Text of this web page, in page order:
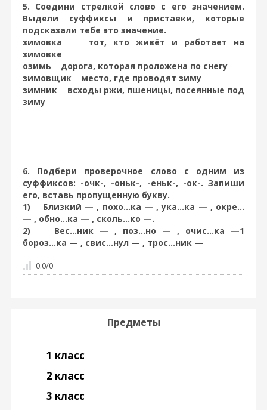
5. Соедини стрелкой слово с его значением.
Выдели суффиксы и приставки, которые
подсказали тебе это значение.
зимовка тот, кто живёт и работает на
зимовке
озимь дорога, которая проложена по снегу
зимовщик место, где проводят зиму
зимник всходы ржи, пшеницы, посеянные под
зиму
6. Подбери проверочное слово с одним из
суффиксов: -очк-, -оньк-, -еньк-, -ок-. Запиши
его, вставь пропущенную букву.
1) Близкий — , похо...ка — , ука...ка — , окре...
— , обно...ка — , сколь...ко —.
2) Вес...ник — , поз...но — , очис...ка —1
бороз...ка — , свис...нул — , трос...ник —
0.0/0
Предметы
1 класс
2 класс
3 класс